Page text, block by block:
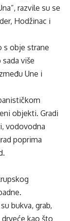
razvile su se
Hodžinac i
s obje strane
više
Une i
objekti. Gradi
vodovodna
poprima
bukva, grab,
kao što